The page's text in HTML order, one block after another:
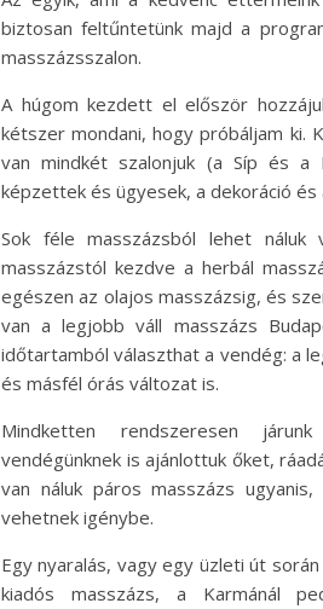
biztosan feltűntetünk majd a
masszázsszalon.
A húgom kezdett el először
kétszer mondani, hogy próbáljam ki.
van mindkét szalonjuk (a Síp és a
képzettek és ügyesek, a dekoráció és
Sok féle masszázsból lehet náluk
masszázstól kezdve a herbál
egészen az olajos masszázsig, és
van a legjobb váll masszázs
időtartamból választhat a vendég: a
és másfél órás változat is.
Mindketten rendszeresen
vendégünknek is ajánlottuk őket,
van náluk páros masszázs
vehetnek igénybe.
Egy nyaralás, vagy egy üzleti út
kiadós masszázs, a Karmánál